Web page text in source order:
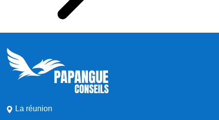
La réunion